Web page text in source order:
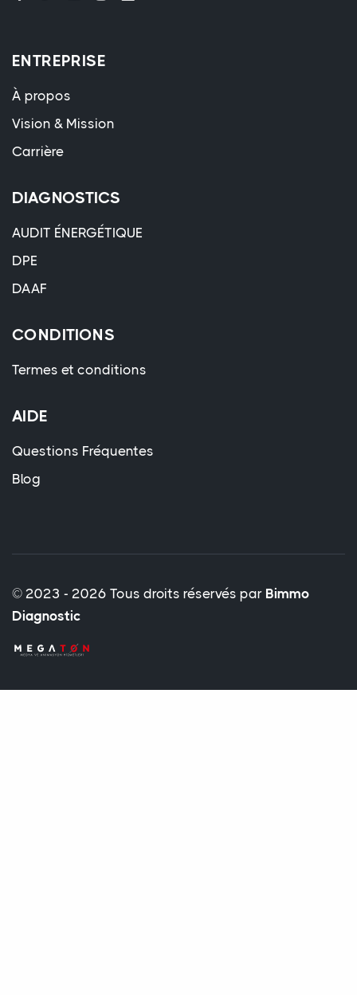
ENTREPRISE
À propos
Vision & Mission
Carrière
DIAGNOSTICS
AUDIT ÉNERGÉTIQUE
DPE
DAAF
CONDITIONS
Termes et conditions
AIDE
Questions Fréquentes
Blog
© 2023 - 2026 Tous droits réservés par Bimmo
Diagnostic